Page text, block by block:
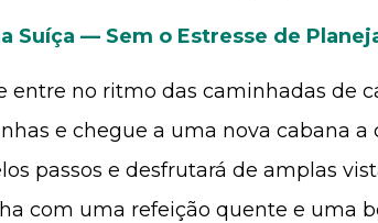
Suíça — Sem o Estresse de
no ritmo das caminhadas de
e chegue a uma nova cabana
passos e desfrutará de amplas
com uma refeição quente e uma